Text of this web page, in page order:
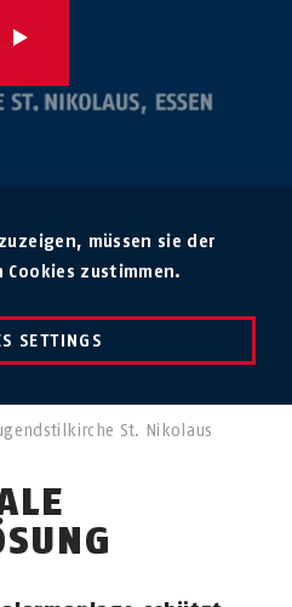
müssen sie der
Cookies zustimmen.
SETTINGS
St. Nikolaus